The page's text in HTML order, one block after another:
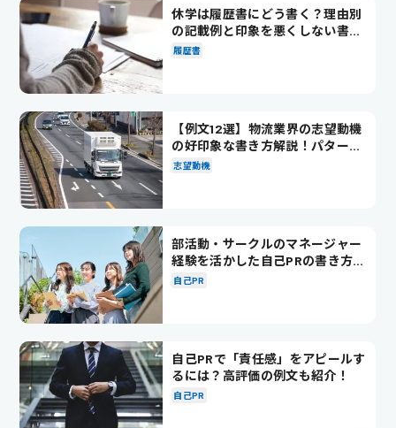
休学は履歴書にどう書く？理由別
の記載例と印象を悪くしない書き
方を解説
履歴書
【例文12選】物流業界の志望動機
の好印象な書き方解説！パターン
別の例文も紹介
志望動機
部活動・サークルのマネージャー
経験を活かした自己PRの書き方を
徹底解説！
自己PR
自己PRで「責任感」をアピールす
るには？高評価の例文も紹介！
自己PR